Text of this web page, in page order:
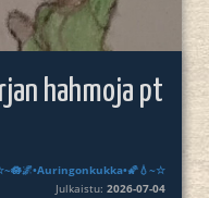
hahmoja pt
Julkaistu:2026-07-04